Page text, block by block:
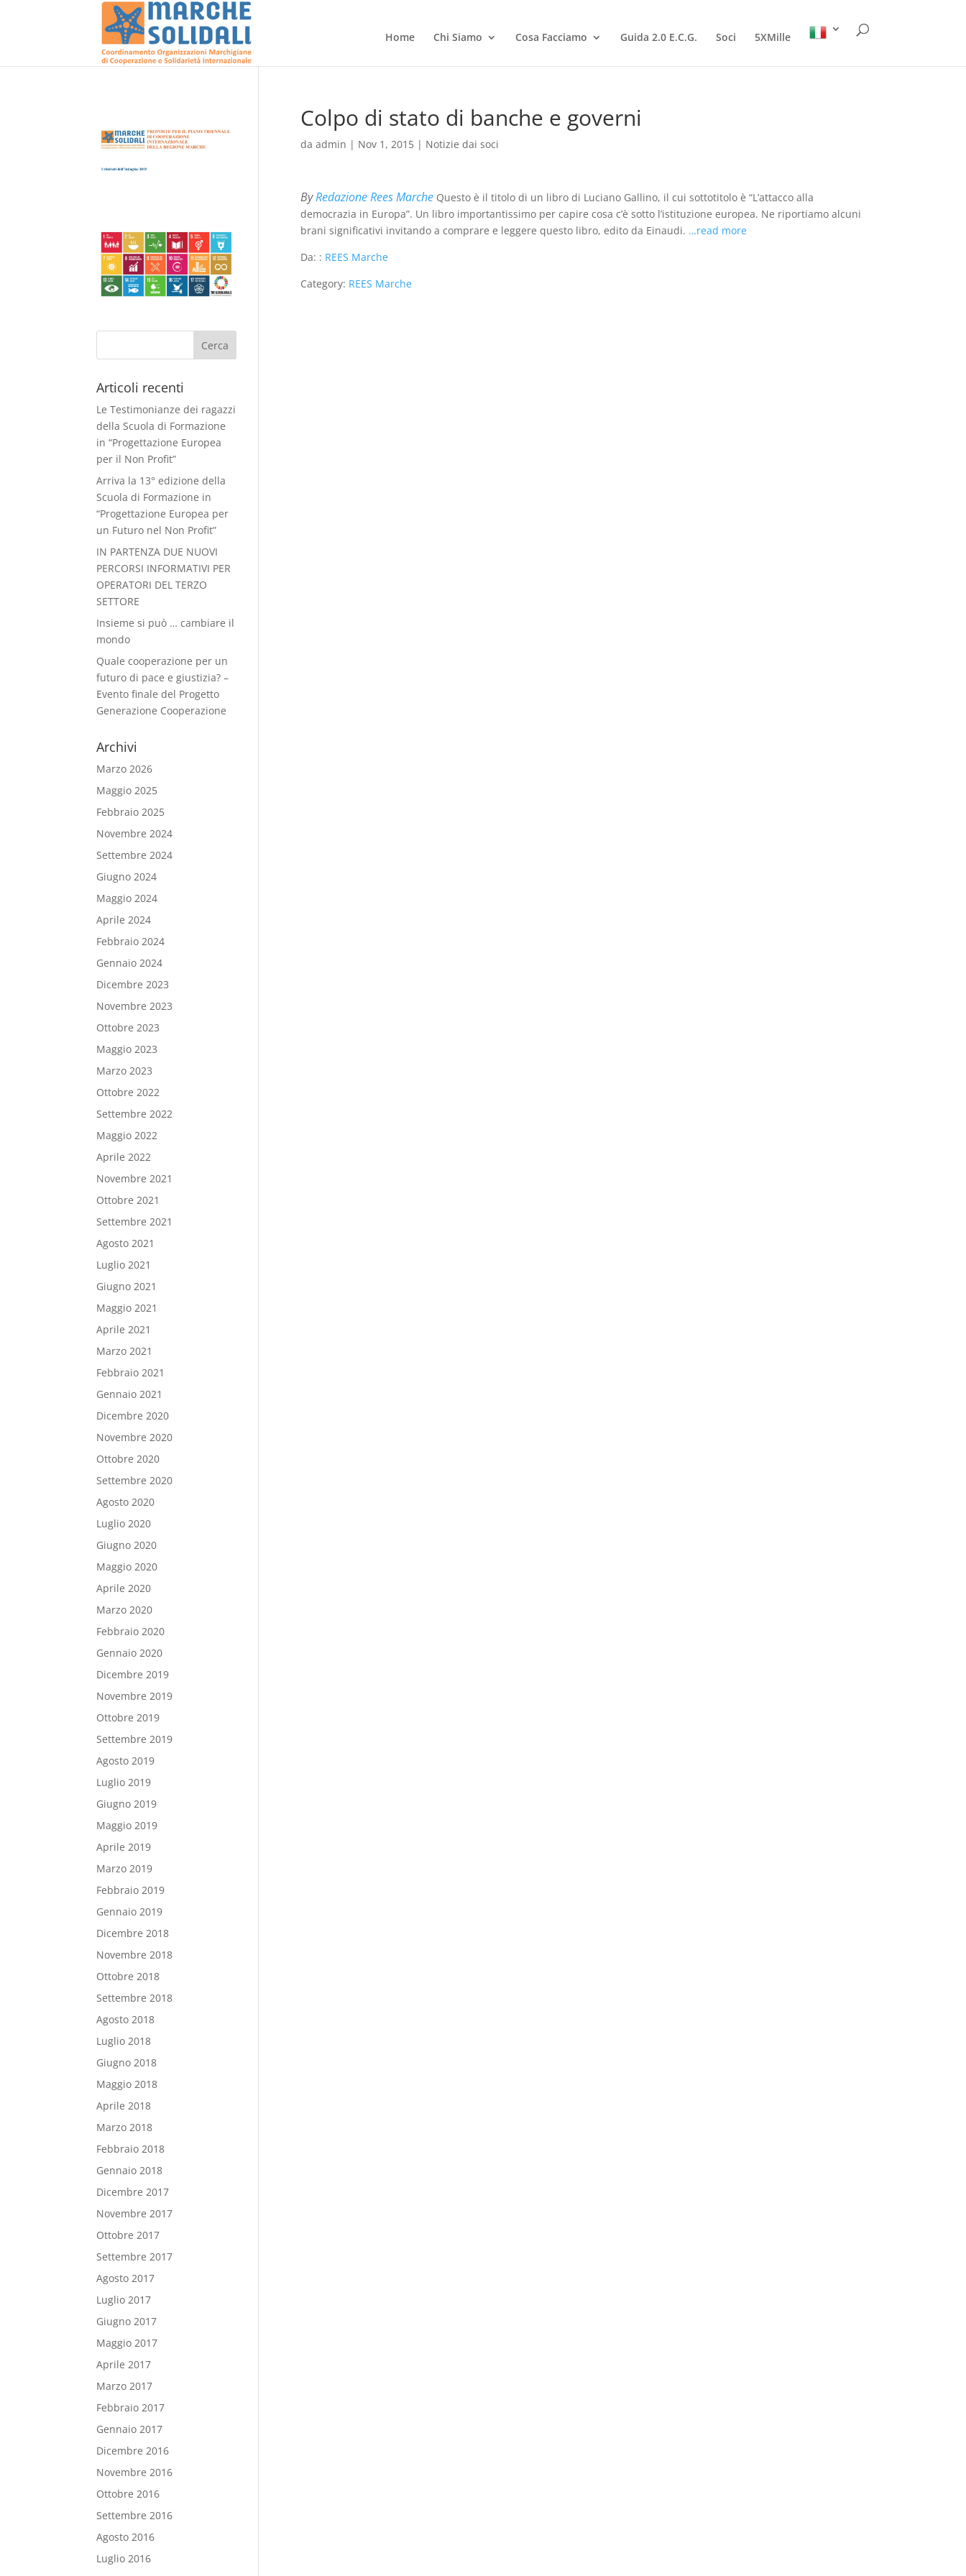
Home Chi Siamo Cosa Facciamo Guida 2.0 E.C.G. Soci 5XMille
Colpo di stato di banche e governi
da admin | Nov 1, 2015| Notizie dai soci
ByRedazione Rees MarcheQuesto è il titolo di un libro di Luciano Gallino, il cui sottotitolo è “L’attacco alla
democrazia in Europa”. Un libro importantissimo per capire cosa c’è sotto l’istituzione europea. Ne riportiamo alcuni
brani significativi invitando a comprare e leggere questo libro, edito da Einaudi. …read more
Da: : REES Marche
Category: REES Marche
Articoli recenti
Le Testimonianze dei ragazzi
della Scuola di Formazione
in “Progettazione Europea
per il Non Profit”
Arriva la 13° edizione della
Scuola di Formazione in
“Progettazione Europea per
un Futuro nel Non Profit”
IN PARTENZA DUE NUOVI
PERCORSI INFORMATIVI PER
OPERATORI DEL TERZO
SETTORE
Insieme si può … cambiare il
mondo
Quale cooperazione per un
futuro di pace e giustizia? –
Evento finale del Progetto
Generazione Cooperazione
Archivi
Marzo 2026
Maggio 2025
Febbraio 2025
Novembre 2024
Settembre 2024
Giugno 2024
Maggio 2024
Aprile 2024
Febbraio 2024
Gennaio 2024
Dicembre 2023
Novembre 2023
Ottobre 2023
Maggio 2023
Marzo 2023
Ottobre 2022
Settembre 2022
Maggio 2022
Aprile 2022
Novembre 2021
Ottobre 2021
Settembre 2021
Agosto 2021
Luglio 2021
Giugno 2021
Maggio 2021
Aprile 2021
Marzo 2021
Febbraio 2021
Gennaio 2021
Dicembre 2020
Novembre 2020
Ottobre 2020
Settembre 2020
Agosto 2020
Luglio 2020
Giugno 2020
Maggio 2020
Aprile 2020
Marzo 2020
Febbraio 2020
Gennaio 2020
Dicembre 2019
Novembre 2019
Ottobre 2019
Settembre 2019
Agosto 2019
Luglio 2019
Giugno 2019
Maggio 2019
Aprile 2019
Marzo 2019
Febbraio 2019
Gennaio 2019
Dicembre 2018
Novembre 2018
Ottobre 2018
Settembre 2018
Agosto 2018
Luglio 2018
Giugno 2018
Maggio 2018
Aprile 2018
Marzo 2018
Febbraio 2018
Gennaio 2018
Dicembre 2017
Novembre 2017
Ottobre 2017
Settembre 2017
Agosto 2017
Luglio 2017
Giugno 2017
Maggio 2017
Aprile 2017
Marzo 2017
Febbraio 2017
Gennaio 2017
Dicembre 2016
Novembre 2016
Ottobre 2016
Settembre 2016
Agosto 2016
Luglio 2016